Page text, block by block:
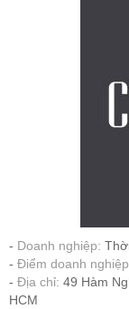
Doanh nghiệp:
Điểm doanh
Địa chỉ: 49 Hàm
HCM